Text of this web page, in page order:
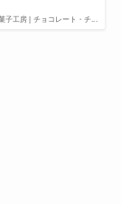
子工房 | チョコレート・チ...